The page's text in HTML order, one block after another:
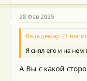
28 Фев 2025
Вальдемар 21
Я снял его и на
А Вы с какой